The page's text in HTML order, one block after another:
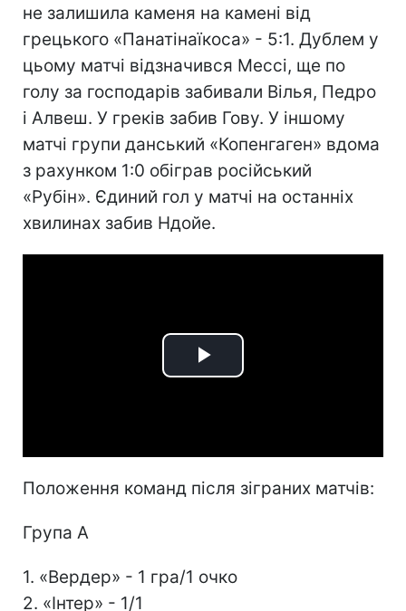
не залишила каменя на камені від
грецького «Панатінаїкоса» - 5:1. Дублем у
цьому матчі відзначився Мессі, ще по
голу за господарів забивали Вілья, Педро
і Алвеш. У греків забив Гову. У іншому
матчі групи данський «Копенгаген» вдома
з рахунком 1:0 обіграв російський
«Рубін». Єдиний гол у матчі на останніх
хвилинах забив Ндойе.
Play
Положення команд після зіграних матчів:
Група А
1. «Вердер» - 1 гра/1 очко
2. «Інтер» - 1/1